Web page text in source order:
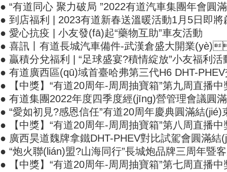
● “有道同心 聚力破局 ”2022有道汽車集團年會圓
● 到店福利 | 2023有道新春送溫暖活動1月5日即將
● 愛心抗疫 | 小友發(fā)起“藥物互助”車友活動
● 喜訊丨有道長城汽車備件-武漢倉盛大開業
● 贏積分兌福利 | “足球盛宴?積情綻放”小友福利活
● 有道廣西區(qū)域首臺哈弗第三代H6 DHT-
● 【中獎】“有道20周年-周周抽寶箱”第九周直播中獎
● 有道集團2022年度四季度經(jīng)營管理會議圓滿
● “愛如初見?感恩信任”有道20周年慶典圓滿結(jié)
● 【中獎】“有道20周年-周周抽寶箱”第八周直播
● 廣西昊道魏牌拿鐵DHT-PHEV對比試駕會圓滿結
● “炮火聯(lián)盟?山海同行”長城炮品牌三周年暨
● 【中獎】“有道20周年-周周抽寶箱”第七周直播中獎